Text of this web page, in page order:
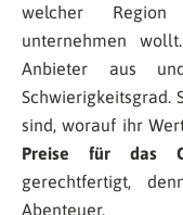
welcher Region
unternehmen
Anbieter aus
Schwierigkeitsgrad.
sind, worauf ihr
Preise für das
gerechtfertigt,
Abenteuer.